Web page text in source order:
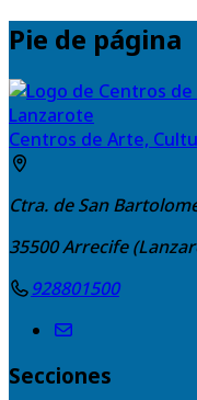
Pie de página
Centros de Arte,
Ctra. de San
35500Arrecife
928801500
Secciones